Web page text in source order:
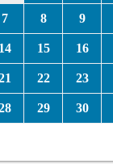
7 8 9
14 15 16
22 23
29 30